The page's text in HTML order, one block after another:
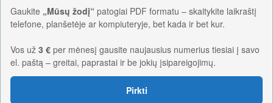
Gaukite „Mūsų žodį“ patogiai PDF formatu – skaitykite laikraštį
telefone, planšetėje ar kompiuteryje, bet kada ir bet kur.
Vos už 3 € per mėnesį gausite naujausius numerius tiesiai į savo
el. paštą – greitai, paprastai ir be jokių įsipareigojimų.
Pirkti